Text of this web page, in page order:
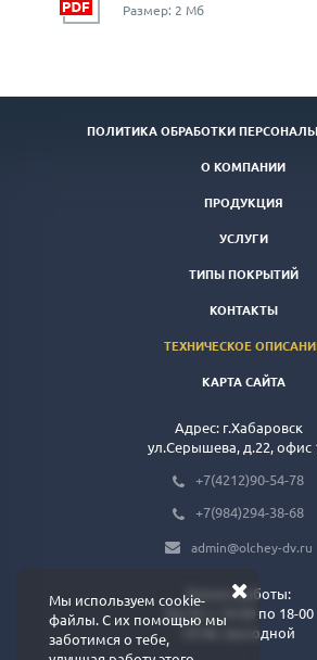
Размер: 2 Мб
ПОЛИТИКА ОБРАБОТКИ
О КОМПАНИИ
ПРОДУКЦИЯ
УСЛУГИ
ТИПЫ ПОКРЫТИЙ
КОНТАКТЫ
ТЕХНИЧЕСКОЕ
КАРТА САЙТА
Адрес: г.Хабаровск
ул.Серышева, д.22, офис
+7(4212)90-54-78
+7(984)294-38-68
admin@olchey-dv.ru
Режим работы:
Пн-Пт: с 10-00 по 18-00
Сб-Вс: выходной
Мы используем cookie-
файлы. С их помощью мы
заботимся о тебе,